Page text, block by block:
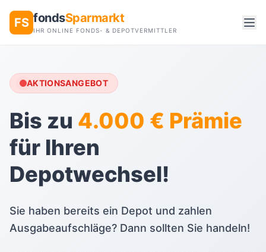
FS fondsSparmarkt
IHR ONLINE FONDS- & DEPOTVERMITTLER
AKTIONSANGEBOT
Bis zu 4.000 € Prämie
für Ihren
Depotwechsel!
Sie haben bereits ein Depot und zahlen
Ausgabeaufschläge? Dann sollten Sie handeln!